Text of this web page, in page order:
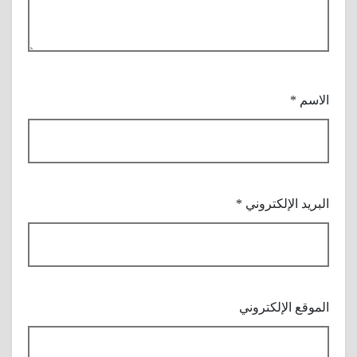
الاسم *
البريد الإلكتروني *
الموقع الإلكتروني